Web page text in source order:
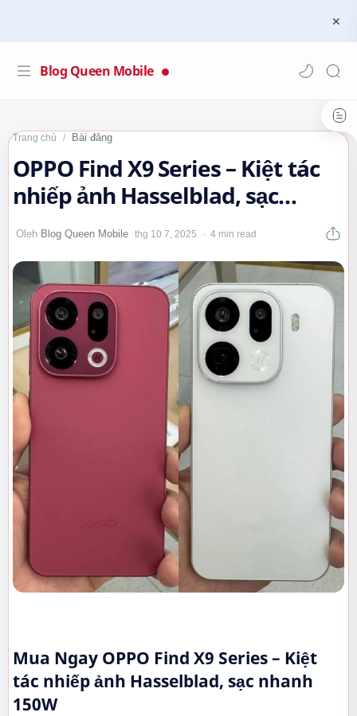
Blog Queen Mobile
Trang chủ Bài đăng
OPPO Find X9 Series – Kiệt tác
nhiếp ảnh Hasselblad, sạc
nhanh 150W
#OPPOFindX9Series…
4 min read
Mua Ngay OPPO Find X9 Series – Kiệt
tác nhiếp ảnh Hasselblad, sạc nhanh
150W